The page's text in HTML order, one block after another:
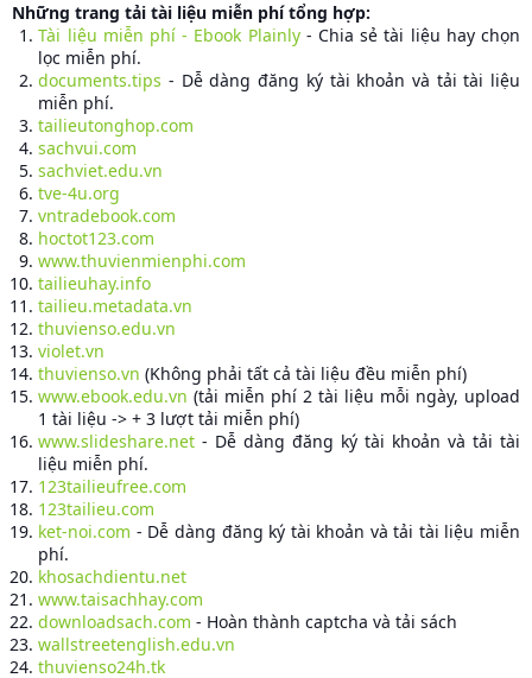
Những trang tải tài liệu miễn phí tổng hợp:
Tài liệu miễn phí - Ebook Plainly- Chia sẻ tài liệu hay chọn
lọc miễn phí.
documents.tips - Dễ dàng đăng ký tài khoản và tải tài liệu
miễn phí.
tailieutonghop.com
sachvui.com
sachviet.edu.vn
tve-4u.org
vntradebook.com
hoctot123.com
www.thuvienmienphi.com
tailieuhay.info
tailieu.metadata.vn
thuvienso.edu.vn
violet.vn
thuvienso.vn (Không phải tất cả tài liệu đều miễn phí)
www.ebook.edu.vn(tải miễn phí 2 tài liệu mỗi ngày, upload
1 tài liệu -> + 3 lượt tải miễn phí)
www.slideshare.net - Dễ dàng đăng ký tài khoản và tải tài
liệu miễn phí.
123tailieufree.com
123tailieu.com
ket-noi.com - Dễ dàng đăng ký tài khoản và tải tài liệu miễn
phí.
khosachdientu.net
www.taisachhay.com
downloadsach.com - Hoàn thành captcha và tải sách
wallstreetenglish.edu.vn
thuvienso24h.tk